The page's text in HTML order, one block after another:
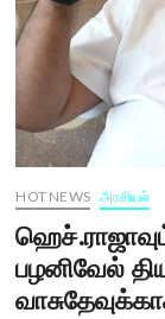
HOT NEWS அரசியல்
பழனிவேல்